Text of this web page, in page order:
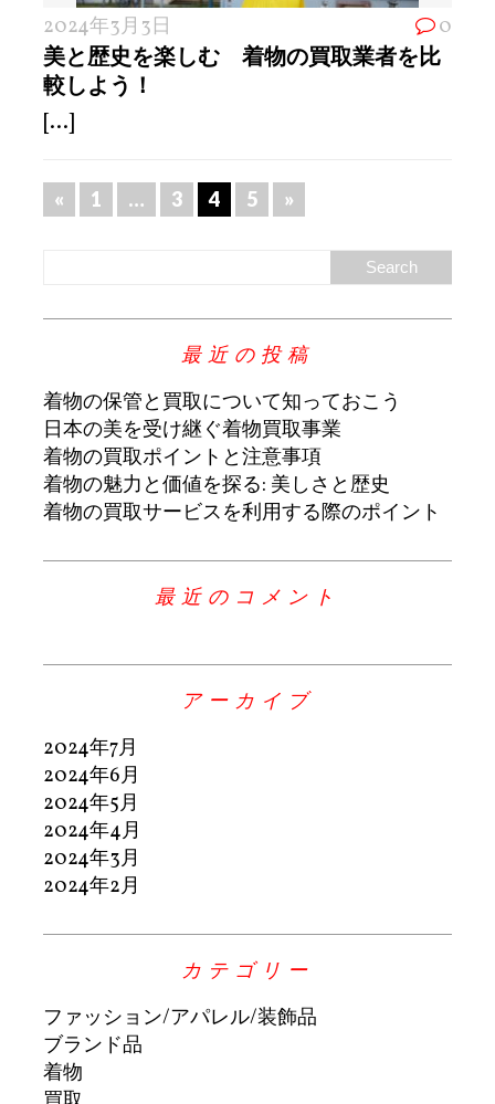
2024年3月3日 0
美と歴史を楽しむ 着物の買取業者を比
較しよう！
[...]
« 1 … 3 4 5 »
最近の投稿
着物の保管と買取について知っておこう
日本の美を受け継ぐ着物買取事業
着物の買取ポイントと注意事項
着物の魅力と価値を探る: 美しさと歴史
着物の買取サービスを利用する際のポイント
最近のコメント
アーカイブ
2024年7月
2024年6月
2024年5月
2024年4月
2024年3月
2024年2月
カテゴリー
ファッション/アパレル/装飾品
ブランド品
着物